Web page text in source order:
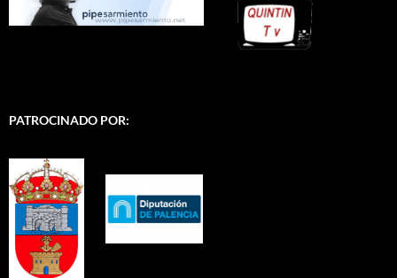
PATROCINADO POR: